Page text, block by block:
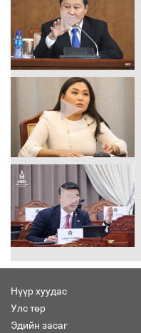
Нүүр хуудас
Улс төр
Эдийн засаг